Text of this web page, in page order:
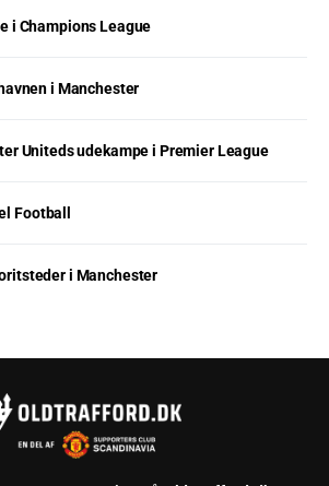
i Champions League
i Manchester
Uniteds udekampe i Premier League
Football
i Manchester